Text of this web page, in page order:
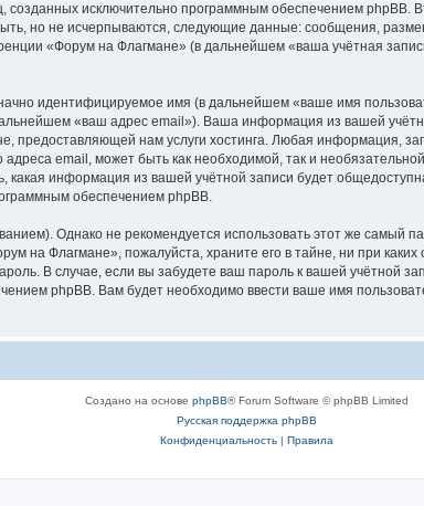
созданных исключительно программным обеспечением
но не исчерпываются, следующие данные: сообщения,
«Форум на Флагмане» (в дальнейшем «ваша учётная
идентифицируемое имя (в дальнейшем «ваше имя
«ваш адрес email»). Ваша информация из вашей
предоставляющей нам услуги хостинга. Любая информация,
email, может быть как необходимой, так и
информация из вашей учётной записи будет
обеспечением phpBB.
Однако не рекомендуется использовать этот же самый
на Флагмане», пожалуйста, храните его в тайне, ни при
В случае, если вы забудете ваш пароль к вашей учётной
phpBB. Вам будет необходимо ввести ваше имя
Создано на основе phpBB® Forum Software © phpBB Limited
Русская поддержка phpBB
Конфиденциальность| Правила